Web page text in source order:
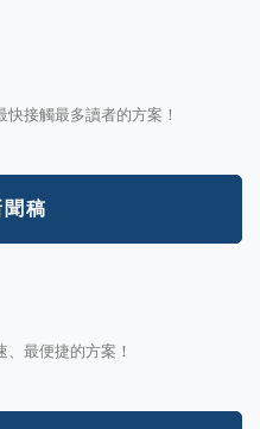
接觸最多讀者的方案！
稿
最便捷的方案！